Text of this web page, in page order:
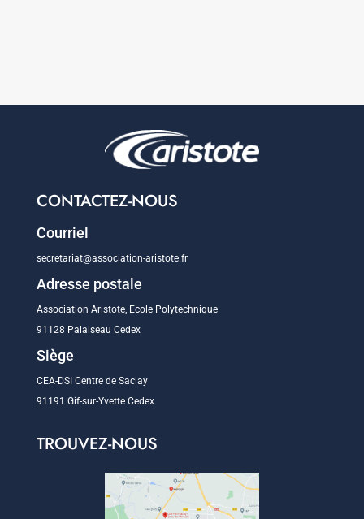
CONTACTEZ-NOUS
Courriel
secretariat@association-aristote.fr
Adresse postale
Association Aristote, Ecole Polytechnique
91128 Palaiseau Cedex
Siège
CEA-DSI Centre de Saclay
91191 Gif-sur-Yvette Cedex
TROUVEZ-NOUS